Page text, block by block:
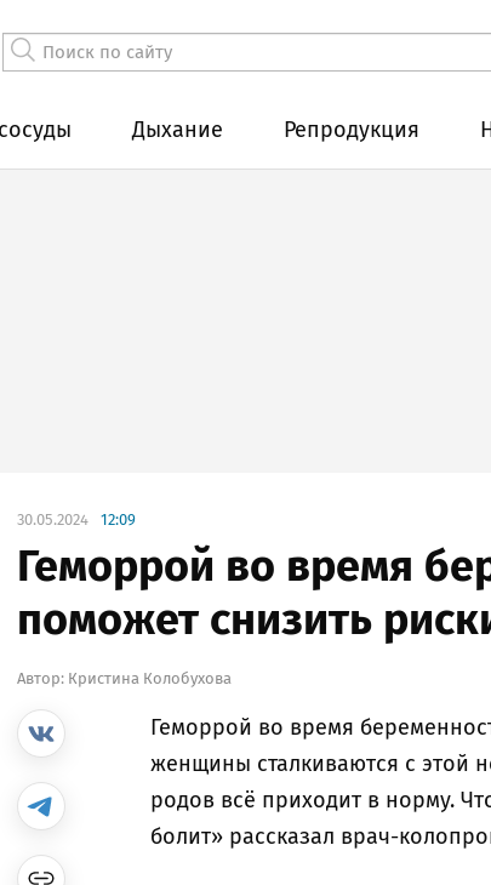
Дыхание Репродукция
30.05.2024 12:09
Геморрой во время
поможет снизить
Автор: Кристина Колобухова
Геморрой во время
женщины сталкиваются с этой
родов всё приходит в норму.
болит» рассказал врач-